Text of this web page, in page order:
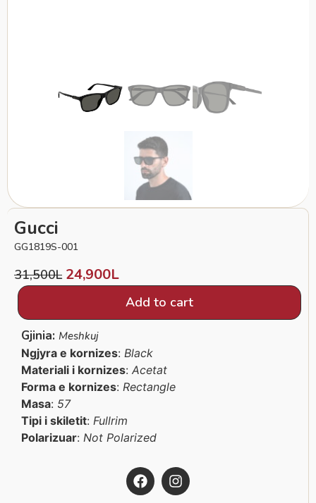
Gucci
GG1819S-001
31,500L 24,900L
Add to cart
Gjinia: Meshkuj
Ngjyra e kornizes: Black
Materiali i kornizes: Acetat
Forma e kornizes: Rectangle
Masa: 57
Tipi i skiletit: Fullrim
Polarizuar: Not Polarized